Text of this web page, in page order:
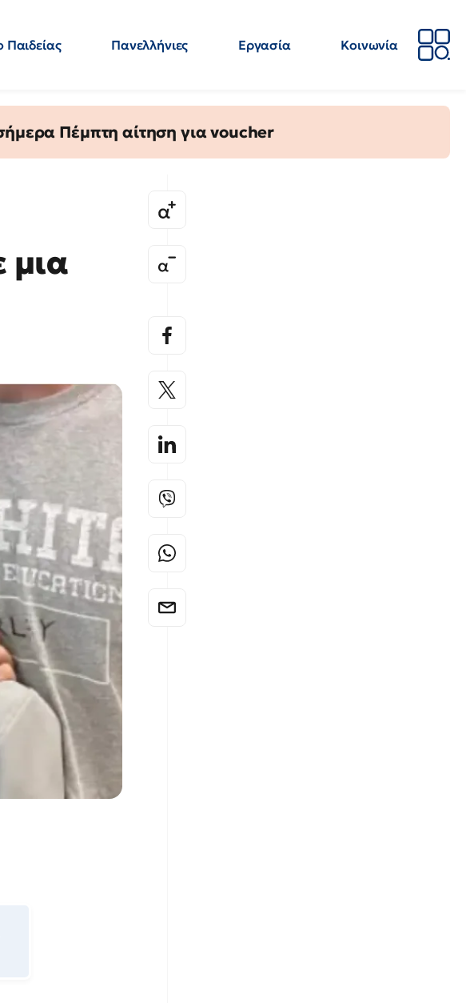
Παιδείας Πανελλήνιες Εργασία
Κοινωνία
Πέμπτη αίτηση για voucher
μια